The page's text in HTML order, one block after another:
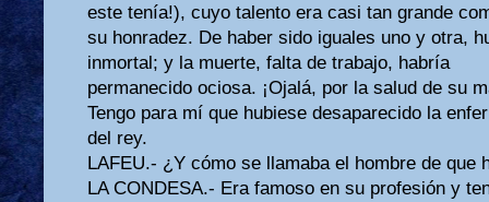
este tenía!), cuyo talento era casi tan grande
su honradez. De haber sido iguales uno y otra,
inmortal; y la muerte, falta de trabajo, habría
permanecido ociosa. ¡Ojalá, por la salud de su
Tengo para mí que hubiese desaparecido la
del rey.
LAFEU.- ¿Y cómo se llamaba el hombre de que
LA CONDESA.- Era famoso en su profesión y